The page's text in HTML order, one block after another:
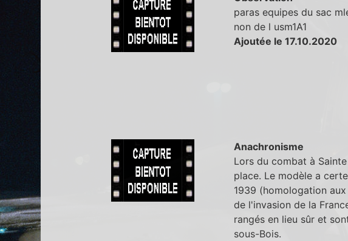
paras equipes du sac
non de l usm1A1
Ajoutée le 17.10.2020
Anachronisme
Lors du combat à
place. Le modèle a
1939 (homologation
de l'invasion de la
rangés en lieu sûr et
sous-Bois.